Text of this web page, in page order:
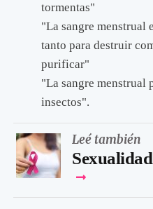
tormentas"
"La sangre menstrual
tanto para destruir
purificar"
"La sangre menstrual
insectos".
Leé también